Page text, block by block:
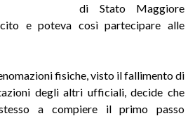
di Stato Maggiore
e poteva così partecipare alle
fisiche, visto il fallimento di
degli altri ufficiali, decide che
a compiere il primo passo